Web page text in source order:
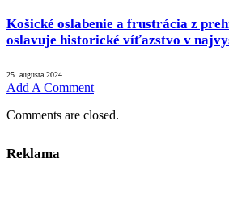
Košické oslabenie a frustrácia z
oslavuje historické víťazstvo v
25. augusta 2024
Add A Comment
Comments are closed.
Reklama